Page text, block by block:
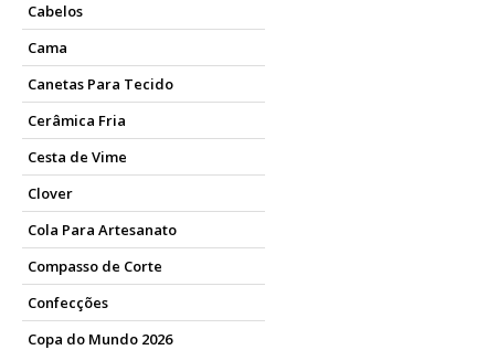
Cabelos
Cama
Canetas Para Tecido
Cerâmica Fria
Cesta de Vime
Clover
Cola Para Artesanato
Compasso de Corte
Confecções
Copa do Mundo 2026